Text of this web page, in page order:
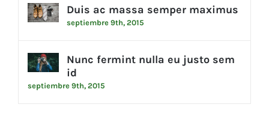
Duis ac massa semper maximus
septiembre 9th, 2015
Nunc fermint nulla eu justo sem
id
septiembre 9th, 2015